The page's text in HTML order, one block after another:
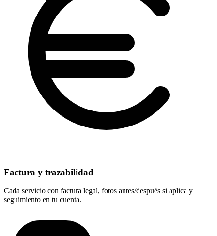
Factura y trazabilidad
Cada servicio con factura legal, fotos antes/después si aplica y
seguimiento en tu cuenta.